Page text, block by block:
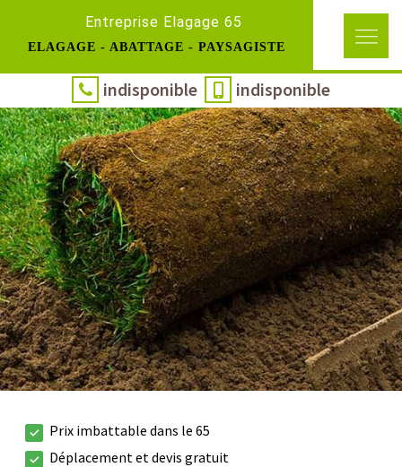
Entreprise Elagage 65
ELAGAGE - ABATTAGE - PAYSAGISTE
indisponible indisponible
Prix imbattable dans le 65
Déplacement et devis gratuit